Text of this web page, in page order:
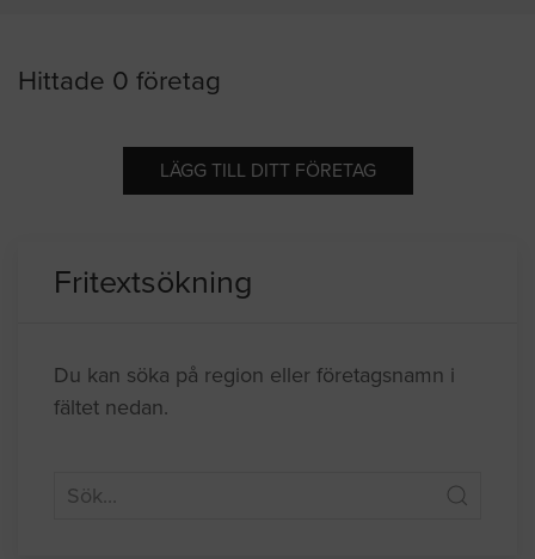
Hittade 0 företag
LÄGG TILL DITT FÖRETAG
Fritextsökning
Du kan söka på region eller företagsnamn i
fältet nedan.